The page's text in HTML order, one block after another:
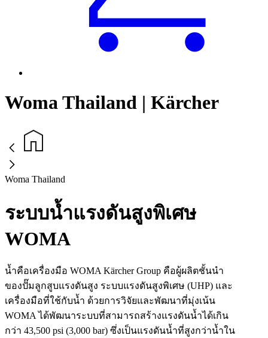
Woma Thailand | Kärcher
Woma Thailand
ระบบน้ำแรงดันสูงพิเศษ
WOMA
น้ำคือเครื่องมือ WOMA Kärcher Group คือผู้ผลิตชั้นนำ
ของปั๊มลูกสูบแรงดันสูง ระบบแรงดันสูงพิเศษ (UHP) และ
เครื่องมือที่ใช้กับน้ำ ด้วยการวิจัยและพัฒนาที่มุ่งเน้น
WOMA ได้พัฒนาระบบที่สามารถสร้างแรงดันน้ำได้เกิน
กว่า 43,500 psi (3,000 bar) ซึ่งเป็นแรงดันน้ำที่สูงกว่าน้ำใน